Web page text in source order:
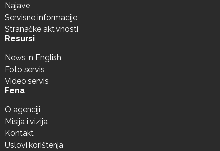
Najave
Servisne informacije
Stranačke aktivnosti
Resursi
News in English
Foto servis
Video servis
Fena
O agenciji
Misija i vizija
Kontakt
Uslovi korištenja